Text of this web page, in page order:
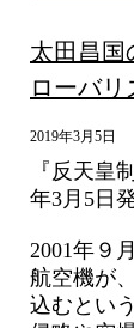
太田昌国
ローバ
2019年3月5日
『反天皇
年3月5日
2001年９
航空機が
込むとい